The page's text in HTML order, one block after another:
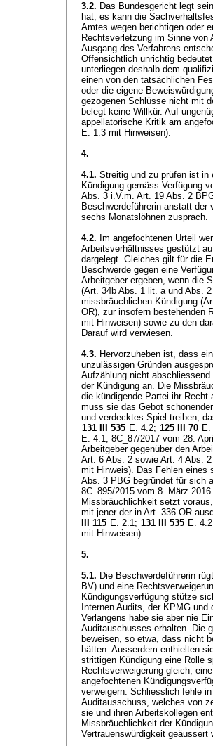
3.2. Das Bundesgericht legt
hat; es kann die
Amtes wegen berichtigen oder
Rechtsverletzung im Sinne von
Ausgang des Verfahrens
Offensichtlich unrichtig
unterliegen deshalb dem
einen von den tatsächlichen
oder die eigene
gezogenen Schlüsse nicht mit
belegt keine Willkür. Auf
appellatorische Kritik am
E. 1.3 mit Hinweisen).
4.
4.1. Streitig und zu prüfen ist in
Kündigung gemäss Verfügung
Abs. 3 i.V.m. Art. 19 Abs. 2
Beschwerdeführerin anstatt
sechs Monatslöhnen zusprach.
4.2. Im angefochtenen Urteil
Arbeitsverhältnisses gestützt
dargelegt. Gleiches gilt für die
Beschwerde gegen eine
Arbeitgeber ergeben, wenn die
(Art. 34b Abs. 1 lit. a und Abs.
missbräuchlichen Kündigung (
OR), zur insofern bestehenden
mit Hinweisen) sowie zu den
Darauf wird verwiesen.
4.3. Hervorzuheben ist, dass
unzulässigen Gründen
Aufzählung nicht
der Kündigung an. Die
die kündigende Partei ihr Recht
muss sie das Gebot
und verdecktes Spiel treiben,
131 III 535 E. 4.2; 125 III 70 E.
E. 4.1; 8C_87/2017 vom 28.
Arbeitgeber gegenüber den
Art. 6 Abs. 2 sowie Art. 4 Abs.
mit Hinweis). Das Fehlen eines
Abs. 3 PBG begründet für sich
8C_895/2015 vom 8. März
Missbräuchlichkeit setzt
mit jener der in Art. 336 OR
III 115 E. 2.1; 131 III 535 E.
mit Hinweisen).
5.
5.1. Die Beschwerdeführerin
BV) und eine
Kündigungsverfügung stütze
Internen Audits, der KPMG
Verlangens habe sie aber nie
Auditauschusses erhalten. Die
beweisen, so etwa, dass nicht
hätten. Ausserdem enthielten
strittigen Kündigung eine Rolle
Rechtsverweigerung gleich,
angefochtenen
verweigern. Schliesslich fehle
Auditausschuss, welches von
sie und ihren Arbeitskollegen
Missbräuchlichkeit der
Vertrauenswürdigkeit geäussert